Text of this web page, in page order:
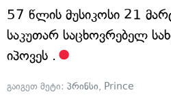
57 წლის მუსიკოსი 21
საკუთარ საცხოვრებელ
იპოვეს .
გაიგეთ მეტი: პრინსი, Prince